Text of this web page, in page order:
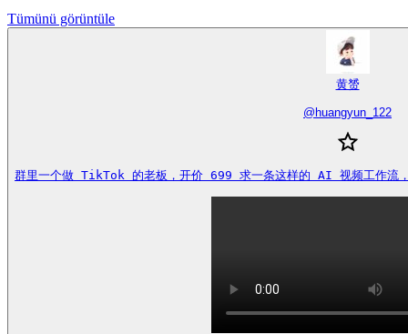
Tümünü görüntüle
黄赟
@ huangyun_122
群里一个做 TikTok 的老板，开价 699 求一条这样的 AI 视频工作